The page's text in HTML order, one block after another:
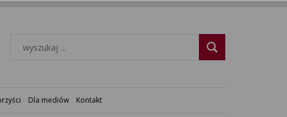
Dla mediów Kontakt